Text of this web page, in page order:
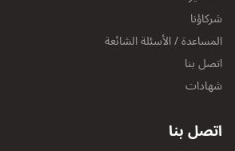
شركاؤنا
المساعدة / الأسئلة الشائعة
اتصل بنا
شهادات
اتصل بنا